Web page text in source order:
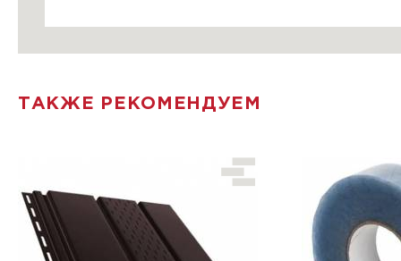
ТАКЖЕ РЕКОМЕНДУЕМ